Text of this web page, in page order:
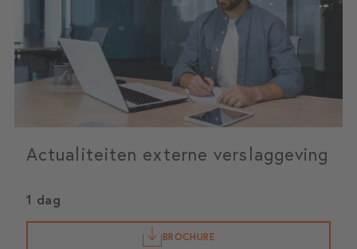
Actualiteiten externe verslaggeving
1 dag
BROCHURE